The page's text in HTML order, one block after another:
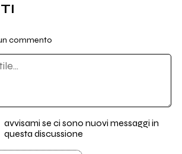
commento
avvisami se ci sono nuovi messaggi in
questa discussione